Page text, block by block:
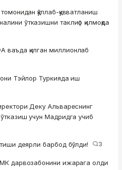
қўллаб-қувватланиш
ўтказишни таклиф қилмоқда
қилган миллионлаб
Тэйлор Туркияда иш
Деку Альвареснинг
учун Мадридга учиб
деярли барбод бўлди! 3
дарвозабонини ижарага олди